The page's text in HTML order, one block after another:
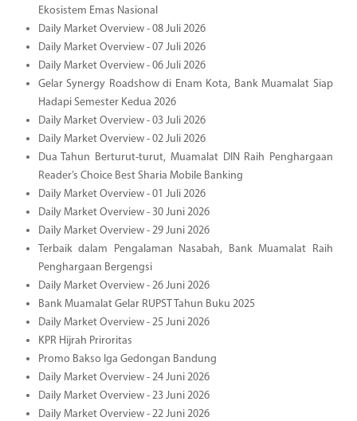
Ekosistem Emas Nasional
Daily Market Overview - 08 Juli 2026
Daily Market Overview - 07 Juli 2026
Daily Market Overview - 06 Juli 2026
Gelar Synergy Roadshow di Enam Kota, Bank Muamalat Siap
Hadapi Semester Kedua 2026
Daily Market Overview - 03 Juli 2026
Daily Market Overview - 02 Juli 2026
Dua Tahun Berturut-turut, Muamalat DIN Raih Penghargaan
Reader’s Choice Best Sharia Mobile Banking
Daily Market Overview - 01 Juli 2026
Daily Market Overview - 30 Juni 2026
Daily Market Overview - 29 Juni 2026
Terbaik dalam Pengalaman Nasabah, Bank Muamalat Raih
Penghargaan Bergengsi
Daily Market Overview - 26 Juni 2026
Bank Muamalat Gelar RUPST Tahun Buku 2025
Daily Market Overview - 25 Juni 2026
KPR Hijrah Priroritas
Promo Bakso Iga Gedongan Bandung
Daily Market Overview - 24 Juni 2026
Daily Market Overview - 23 Juni 2026
Daily Market Overview - 22 Juni 2026